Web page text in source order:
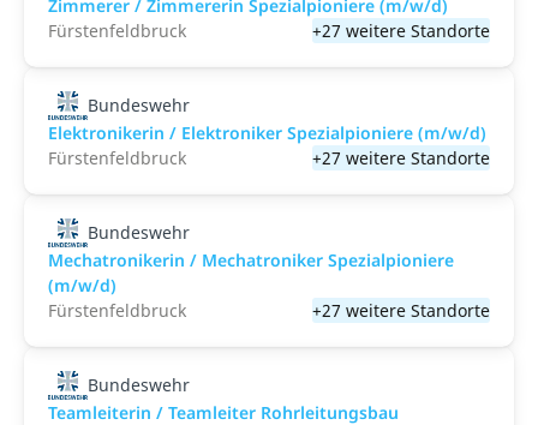
Zimmerer / Zimmererin Spezialpioniere (m/w/d)
Fürstenfeldbruck
+27 weitere Standorte
Bundeswehr
Elektronikerin / Elektroniker Spezialpioniere (m/w/d)
Fürstenfeldbruck
+27 weitere Standorte
Bundeswehr
Mechatronikerin / Mechatroniker Spezialpioniere
(m/w/d)
Fürstenfeldbruck
+27 weitere Standorte
Bundeswehr
Teamleiterin / Teamleiter Rohrleitungsbau